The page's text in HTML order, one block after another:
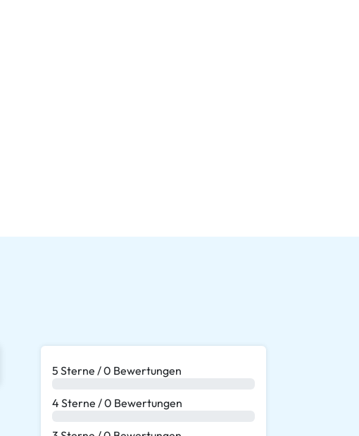
5 Sterne / 0 Bewertungen
4 Sterne / 0 Bewertungen